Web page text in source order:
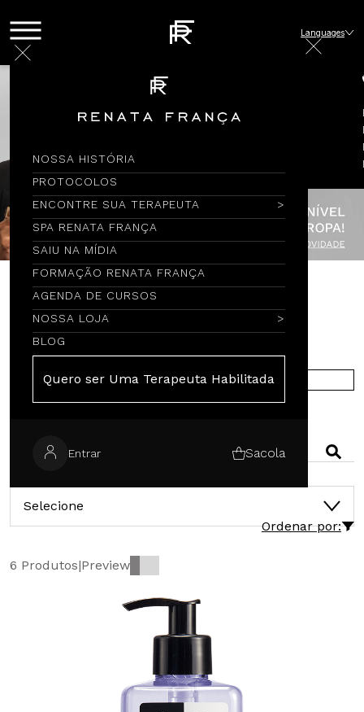
NOSSA HISTÓRIA
PROTOCOLOS
ENCONTRE SUA TERAPEUTA
SPA RENATA FRANÇA
SAIU NA MÍDIA
FORMAÇÃO RENATA FRANÇA
AGENDA DE CURSOS
NOSSA LOJA
BLOG
Quero ser Uma Terapeuta Habilitada
Entrar Sacola
Languages
Encontre por Nome
COMPRE NA EUROPA
Selecione
Ordenar por:
6 Produtos|Preview